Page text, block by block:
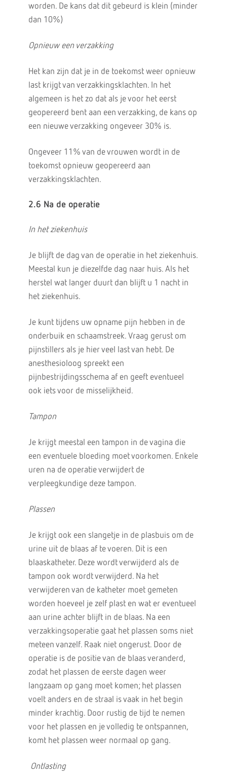
worden. De kans dat dit gebeurd is klein (minder
dan 10%)
Opnieuw een verzakking
Het kan zijn dat je in de toekomst weer opnieuw
last krijgt van verzakkingsklachten. In het
algemeen is het zo dat als je voor het eerst
geopereerd bent aan een verzakking, de kans op
een nieuwe verzakking ongeveer 30% is.
Ongeveer 11% van de vrouwen wordt in de
toekomst opnieuw geopereerd aan
verzakkingsklachten.
2.6 Na de operatie
In het ziekenhuis
Je blijft de dag van de operatie in het ziekenhuis.
Meestal kun je diezelfde dag naar huis. Als het
herstel wat langer duurt dan blijft u 1 nacht in
het ziekenhuis.
Je kunt tijdens uw opname pijn hebben in de
onderbuik en schaamstreek. Vraag gerust om
pijnstillers als je hier veel last van hebt. De
anesthesioloog spreekt een
pijnbestrijdingsschema af en geeft eventueel
ook iets voor de misselijkheid.
Tampon
Je krijgt meestal een tampon in de vagina die
een eventuele bloeding moet voorkomen. Enkele
uren na de operatie verwijdert de
verpleegkundige deze tampon.
Plassen
Je krijgt ook een slangetje in de plasbuis om de
urine uit de blaas af te voeren. Dit is een
blaaskatheter. Deze wordt verwijderd als de
tampon ook wordt verwijderd. Na het
verwijderen van de katheter moet gemeten
worden hoeveel je zelf plast en wat er eventueel
aan urine achter blijft in de blaas. Na een
verzakkingsoperatie gaat het plassen soms niet
meteen vanzelf. Raak niet ongerust. Door de
operatie is de positie van de blaas veranderd,
zodat het plassen de eerste dagen weer
langzaam op gang moet komen; het plassen
voelt anders en de straal is vaak in het begin
minder krachtig. Door rustig de tijd te nemen
voor het plassen en je volledig te ontspannen,
komt het plassen weer normaal op gang.
Ontlasting